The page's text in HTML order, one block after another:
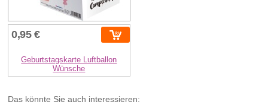
0,95 €
Geburtstagskarte Luftballon
Wünsche
Das könnte Sie auch interessieren: